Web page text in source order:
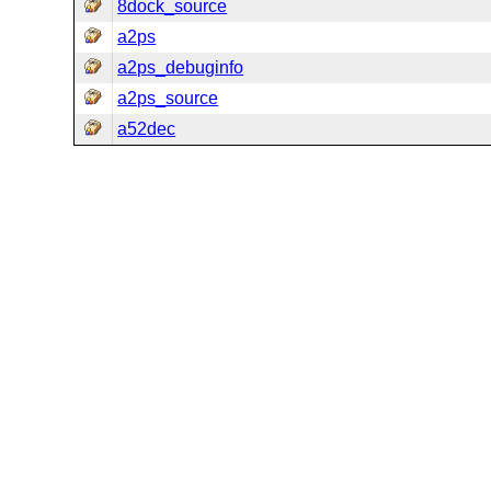
8dock_source
a2ps
a2ps_debuginfo
a2ps_source
a52dec